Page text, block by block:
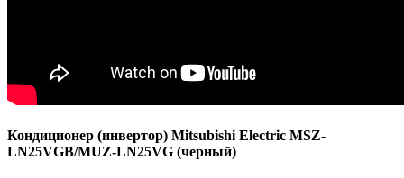
Кондиционер (инвертор) Mitsubishi Electric MSZ-
LN25VGB/MUZ-LN25VG (черный)